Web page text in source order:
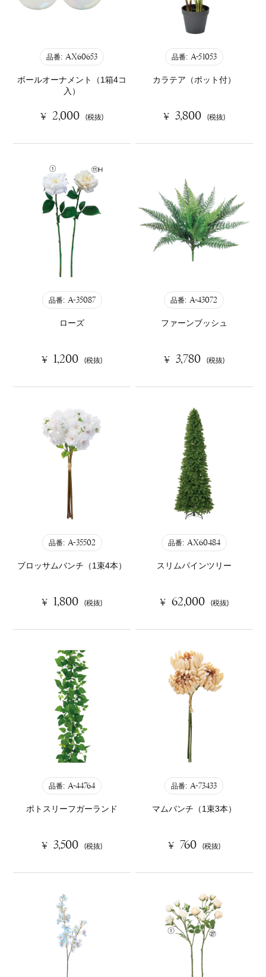
品番: AX60653
ボールオーナメント（1箱4コ
入）
¥ 2,000 (税抜)
品番: A-51053
カラテア（ポット付）
¥ 3,800 (税抜)
品番: A-35087
ローズ
¥ 1,200 (税抜)
品番: A-43072
ファーンブッシュ
¥ 3,780 (税抜)
品番: A-35502
ブロッサムバンチ（1束4本）
¥ 1,800 (税抜)
品番: AX60484
スリムパインツリー
¥ 62,000 (税抜)
品番: A-44764
ポトスリーフガーランド
¥ 3,500 (税抜)
品番: A-73433
マムバンチ（1束3本）
¥ 760 (税抜)